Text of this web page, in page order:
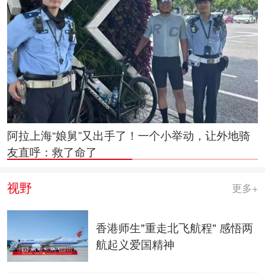
这家车企跨界造机器人，为啥？
视野 更多+
香港师生"重走北飞航程" 感悟两
航起义爱国精神